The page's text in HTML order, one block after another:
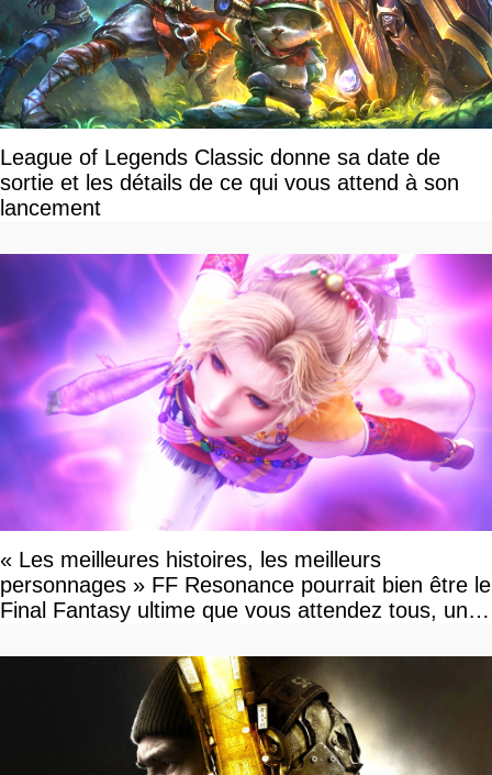
League of Legends Classic donne sa date de
sortie et les détails de ce qui vous attend à son
lancement
« Les meilleures histoires, les meilleurs
personnages » FF Resonance pourrait bien être le
Final Fantasy ultime que vous attendez tous, un
Notre interview exclusive